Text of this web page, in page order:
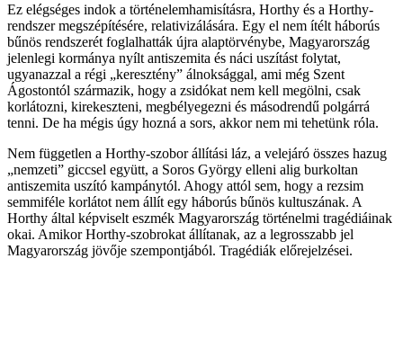
Ez elégséges indok a történelemhamisításra, Horthy és a Horthy-
rendszer megszépítésére, relativizálására. Egy el nem ítélt háborús
bűnös rendszerét foglalhatták újra alaptörvénybe, Magyarország
jelenlegi kormánya nyílt antiszemita és náci uszítást folytat,
ugyanazzal a régi „keresztény” álnoksággal, ami még Szent
Ágostontól származik, hogy a zsidókat nem kell megölni, csak
korlátozni, kirekeszteni, megbélyegezni és másodrendű polgárrá
tenni. De ha mégis úgy hozná a sors, akkor nem mi tehetünk róla.
Nem független a Horthy-szobor állítási láz, a velejáró összes hazug
„nemzeti” giccsel együtt, a Soros György elleni alig burkoltan
antiszemita uszító kampánytól. Ahogy attól sem, hogy a rezsim
semmiféle korlátot nem állít egy háborús bűnös kultuszának. A
Horthy által képviselt eszmék Magyarország történelmi tragédiáinak
okai. Amikor Horthy-szobrokat állítanak, az a legrosszabb jel
Magyarország jövője szempontjából. Tragédiák előrejelzései.